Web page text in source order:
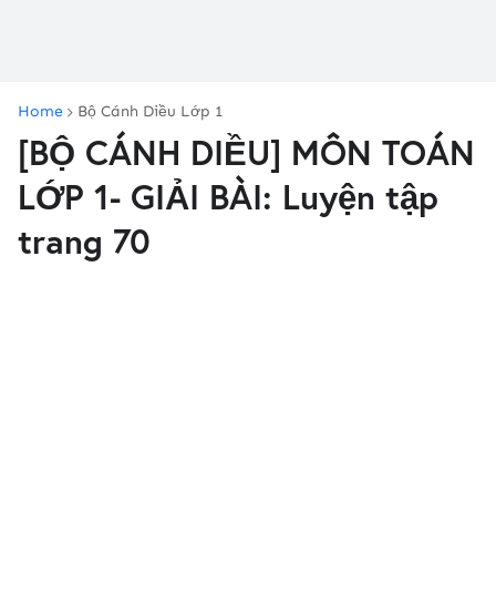
Home Bộ Cánh Diều Lớp 1
[BỘ CÁNH DIỀU] MÔN TOÁN
LỚP 1- GIẢI BÀI: Luyện tập
trang 70